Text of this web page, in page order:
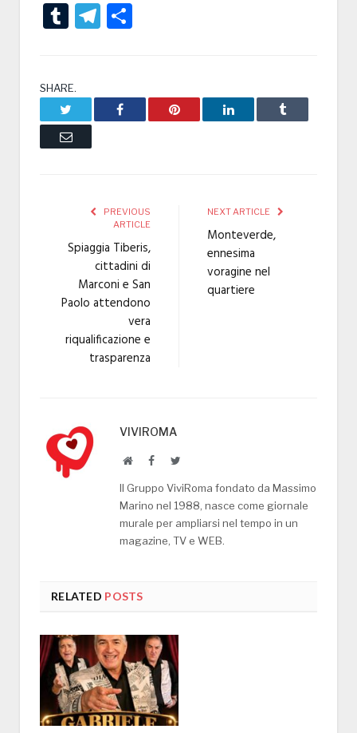
TumblrTelegram
SHARE.
Facebook Pinterest LinkedIn Tumblr
Email
PREVIOUS
ARTICLE
Spiaggia Tiberis,
cittadini di
Marconi e San
Paolo attendono
vera
riqualificazione e
trasparenza
NEXT ARTICLE
Monteverde,
ennesima
voragine nel
quartiere
VIVIROMA
WebsiteFacebookTwitter
Il Gruppo ViviRoma fondato da Massimo
Marino nel 1988, nasce come giornale
murale per ampliarsi nel tempo in un
magazine, TV e WEB.
RELATED POSTS